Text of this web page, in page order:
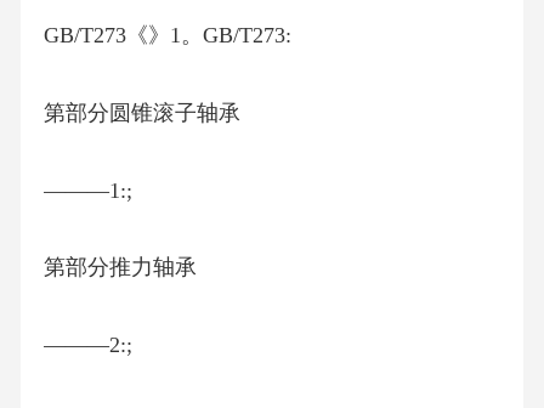
GB/T273《》1。GB/T273:
第部分圆锥滚子轴承
———1:;
第部分推力轴承
———2:;